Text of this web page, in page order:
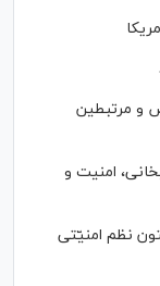
شاخص و مرتبطین
امنیت و
شماره ۴۱۰| هرمز؛ ستون نظم امنیّتی